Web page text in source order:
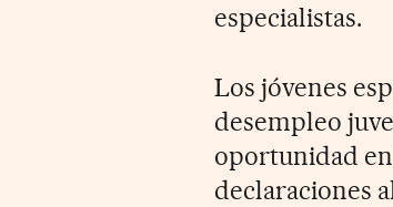
especialistas.
Los jóvenes
desempleo
oportunidad en
declaraciones